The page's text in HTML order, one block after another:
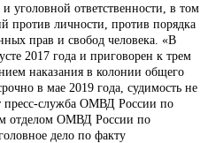
уголовной ответственности, в том
против личности, против порядка
прав и свобод человека. «В
2017 года и приговорен к трем
наказания в колонии общего
в мае 2019 года, судимость не
пресс-служба ОМВД России по
отделом ОМВД России по
дело по факту